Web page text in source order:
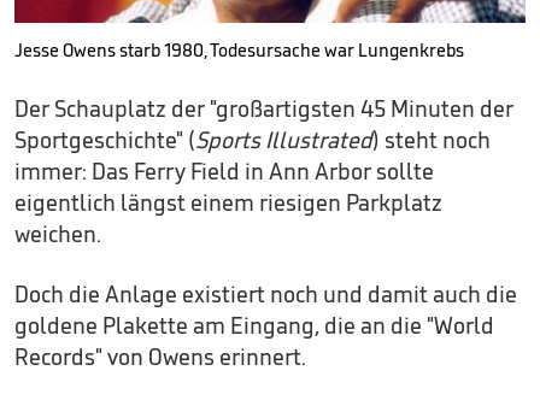
Jesse Owens starb 1980, Todesursache war Lungenkrebs
Der Schauplatz der "großartigsten 45 Minuten der
Sportgeschichte" (Sports Illustrated) steht noch
immer: Das Ferry Field in Ann Arbor sollte
eigentlich längst einem riesigen Parkplatz
weichen.
Doch die Anlage existiert noch und damit auch die
goldene Plakette am Eingang, die an die "World
Records" von Owens erinnert.